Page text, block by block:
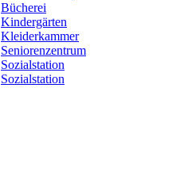
Bücherei
Kindergärten
Kleiderkammer
Seniorenzentrum
Sozialstation
Sozialstation